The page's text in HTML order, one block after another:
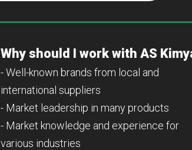
Why should I work with AS
- Well-known brands from local and
international suppliers
- Market leadership in many products
- Market knowledge and experience for
various industries